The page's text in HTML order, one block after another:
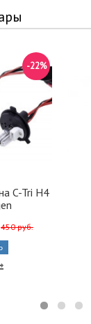
C-Tri H4
450 руб.
-22%